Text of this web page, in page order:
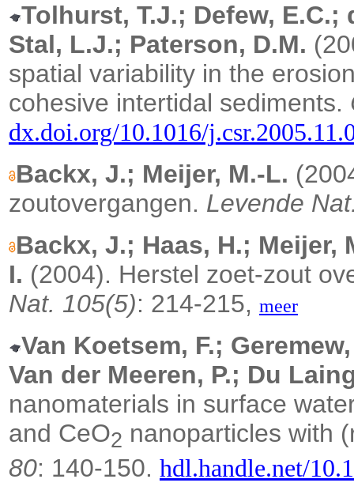
Tolhurst, T.J.; Defew,
Stal, L.J.; Paterson, D.M.
spatial variability in the
cohesive intertidal sediments.
dx.doi.org/10.1016/
Backx, J.; Meijer, M.-L.
zoutovergangen. Levende
Backx, J.; Haas, H.; Meijer,
I. (2004). Herstel zoet-zout
Nat. 105(5): 214-215, meer
Van Koetsem, F.;
Van der Meeren, P.; Du
nanomaterials in surface
and CeO2 nanoparticles with
80: 140-150. hdl.handle.net/